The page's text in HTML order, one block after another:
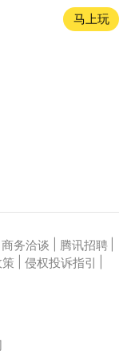
马上玩
商务洽谈 腾讯招聘
策 侵权投诉指引